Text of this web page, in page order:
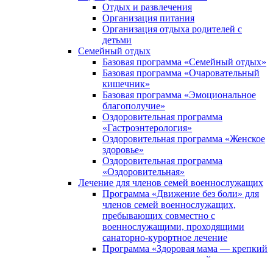
Отдых и развлечения
Организация питания
Организация отдыха родителей с
детьми
Семейный отдых
Базовая программа «Семейный отдых»
Базовая программа «Очаровательный
кишечник»
Базовая программа «Эмоциональное
благополучие»
Оздоровительная программа
«Гастроэнтерология»
Оздоровительная программа «Женское
здоровье»
Оздоровительная программа
«Оздоровительная»
Лечение для членов семей военнослужащих
Программа «Движение без боли» для
членов семей военнослужащих,
пребывающих совместно с
военнослужащими, проходящими
санаторно-курортное лечение
Программа «Здоровая мама — крепкий